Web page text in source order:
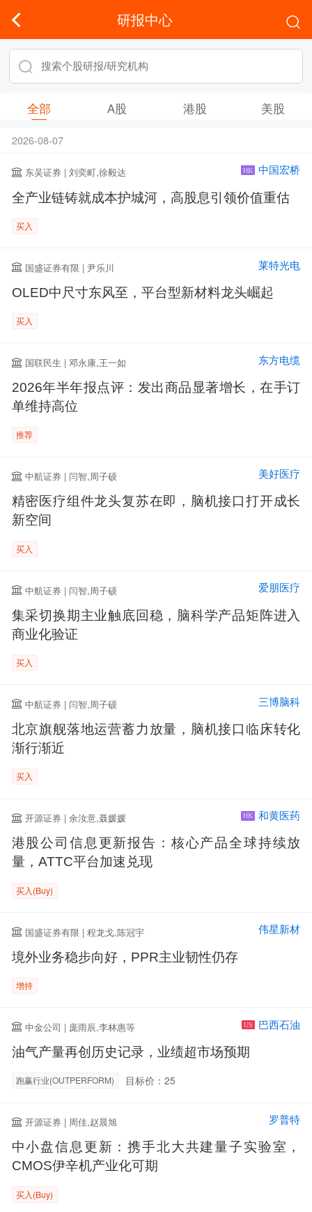
研报中心
全部 A股 港股 美股
2026-08-07
东吴证券 | 刘奕町,徐毅达 HK 中国宏桥
全产业链铸就成本护城河，高股息引领价值重估
买入
国盛证券有限 | 尹乐川 莱特光电
OLED中尺寸东风至，平台型新材料龙头崛起
买入
国联民生 | 邓永康,王一如 东方电缆
2026年半年报点评：发出商品显著增长，在手订
单维持高位
推荐
中航证券 | 闫智,周子硕 美好医疗
精密医疗组件龙头复苏在即，脑机接口打开成长
新空间
买入
中航证券 | 闫智,周子硕 爱朋医疗
集采切换期主业触底回稳，脑科学产品矩阵进入
商业化验证
买入
中航证券 | 闫智,周子硕 三博脑科
北京旗舰落地运营蓄力放量，脑机接口临床转化
渐行渐近
买入
开源证券 | 余汝意,聂媛媛 HK 和黄医药
港股公司信息更新报告：核心产品全球持续放
量，ATTC平台加速兑现
买入(Buy)
国盛证券有限 | 程龙戈,陈冠宇 伟星新材
境外业务稳步向好，PPR主业韧性仍存
增持
中金公司 | 庞雨辰,李林惠等 US 巴西石油
油气产量再创历史记录，业绩超市场预期
跑赢行业(OUTPERFORM) 目标价：25
开源证券 | 周佳,赵晨旭 罗普特
中小盘信息更新：携手北大共建量子实验室，
CMOS伊辛机产业化可期
买入(Buy)